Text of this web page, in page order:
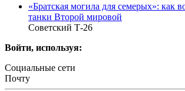
«Братская могила для семерых»: как
танки Второй мировой
Советский Т-26
Войти, используя:
Социальные сети
Почту